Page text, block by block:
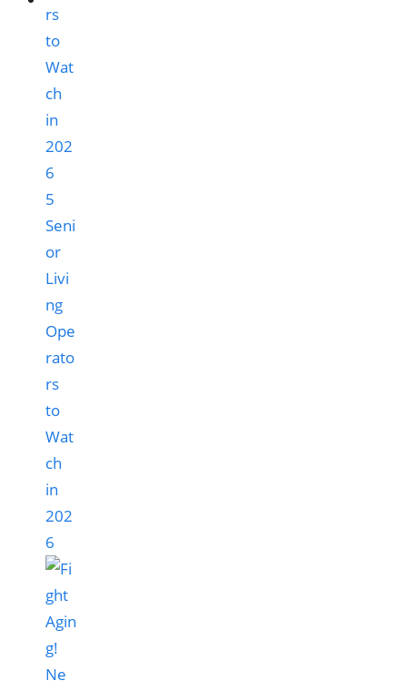
5
Seni
or
Livi
ng
Ope
rato
rs
to
Wat
ch
in
202
6